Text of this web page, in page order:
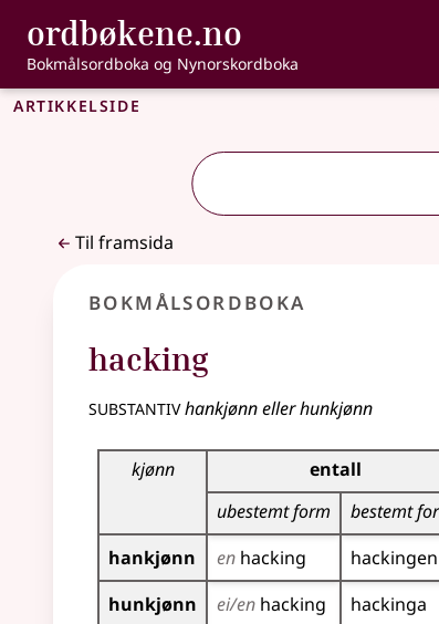
Gå til hovudinnhald
Tilgjenge
ordbøkene.no ,
Bokmålsordboka og Nynorskordboka
Artikkelside
Til framsida
Bokmålsordboka
hacking
substantivhankjønn eller hunkjønn
Bøyingstabell for dette substantivet
kjønn entall
ubestemt form
bestemt
hankjønn
en hacking hackingen
hunkjønn
ei/en hacking hackinga